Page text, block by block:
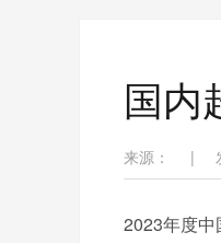
国内
来源： |
2023年度中